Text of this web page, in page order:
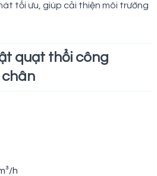
tối ưu, giúp cải thiện môi trường
quạt thổi công
chân
h